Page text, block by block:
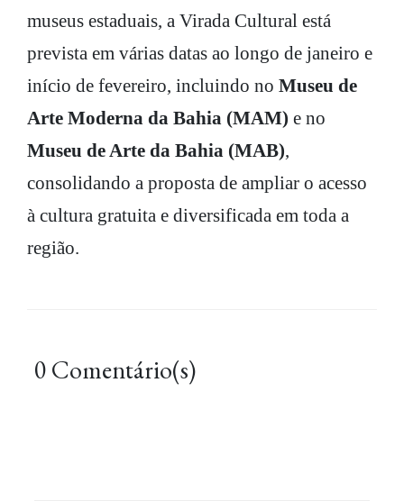
museus estaduais, a Virada Cultural está
prevista em várias datas ao longo de janeiro e
início de fevereiro, incluindo no Museu de
Arte Moderna da Bahia (MAM) e no
Museu de Arte da Bahia (MAB),
consolidando a proposta de ampliar o acesso
à cultura gratuita e diversificada em toda a
região.
0 Comentário(s)